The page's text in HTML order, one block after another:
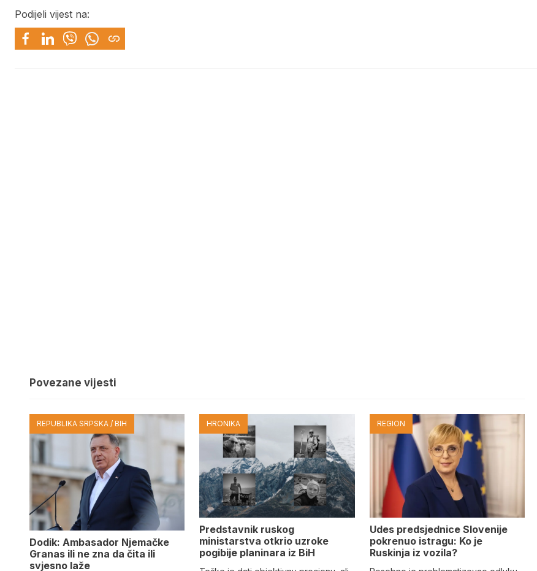
Podijeli vijest na:
Povezane vijesti
REPUBLIKA SRPSKA / BIH
Dodik: Ambasador Njemačke
Granas ili ne zna da čita ili
svjesno laže
HRONIKA
Predstavnik ruskog
ministarstva otkrio uzroke
pogibije planinara iz BiH
REGION
Udes predsjednice Slovenije
pokrenuo istragu: Ko je
Ruskinja iz vozila?